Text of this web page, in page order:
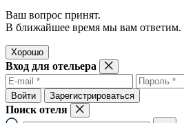
Ваш вопрос принят.
В ближайшее время мы вам ответим.
Хорошо
Вход для отельера
Войти Зарегистрироваться
Поиск отеля